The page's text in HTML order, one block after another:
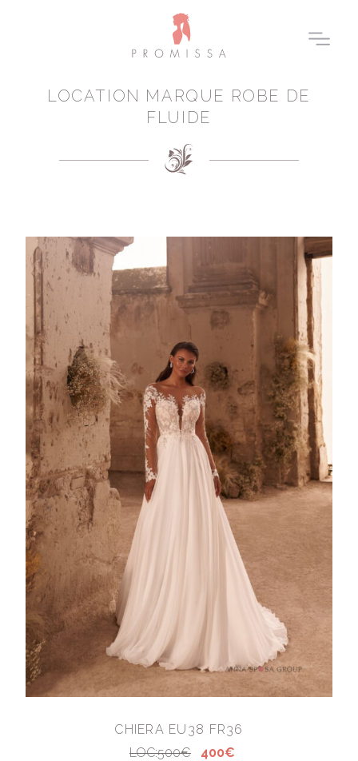
LOCATION MARQUE ROBE DE
FLUIDE
CHIERA EU38 FR36
LOC:500€
400€